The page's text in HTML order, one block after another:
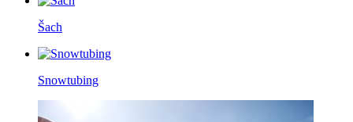
Šach
Snowtubing